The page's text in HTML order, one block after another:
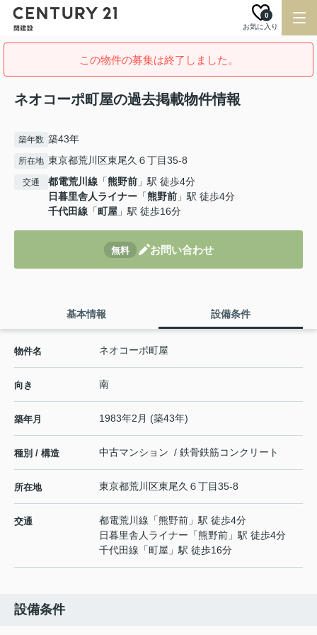
お気に入り
0
この物件の募集は終了しました。
ネオコーポ町屋の過去掲載物件情報
築年数 築43年
所在地 東京都荒川区東尾久６丁目35-8
交通 都電荒川線 「熊野前 」駅 徒歩4分
日暮里舎人ライナー 「熊野前 」駅 徒歩4分
千代田線 「町屋 」駅 徒歩16分
無料 お問い合わせ
基本情報 設備条件
物件名 ネオコーポ町屋
向き 南
築年月 1983年2月 (築43年)
種別 / 構造 中古マンション / 鉄骨鉄筋コンクリート
所在地 東京都荒川区東尾久 ６丁目35-8
交通 都電荒川線 「熊野前 」駅 徒歩4分
日暮里舎人ライナー 「熊野前 」駅 徒歩4分
千代田線 「町屋 」駅 徒歩16分
設備条件